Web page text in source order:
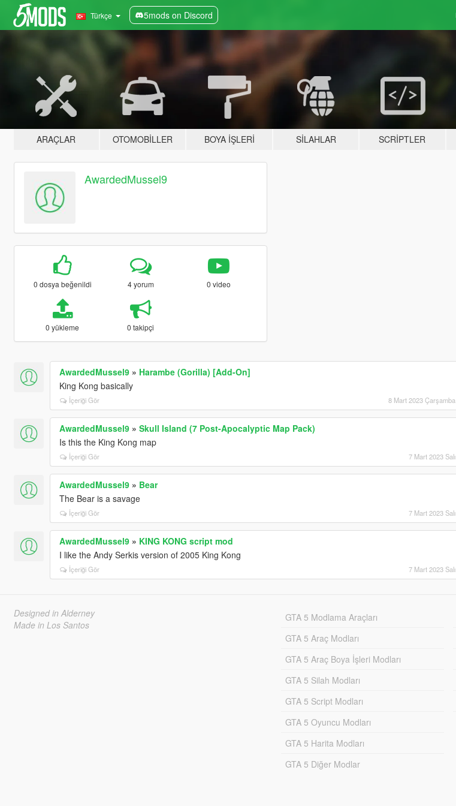
Türkçe 5mods on Discord
ARAÇLAR OTOMOBILLER BOYA İŞLERI SILAHLAR SCRIPTLER
AwardedMussel9
0 dosya beğenildi 4 yorum 0 video
0 yükleme 0 takipçi
AwardedMussel9» Harambe (Gorilla) [Add-On]
King Kong basically
İçeriği Gör 8 Mart 2023 Çarşamba
AwardedMussel9» Skull Island (7 Post-Apocalyptic Map Pack)
Is this the King Kong map
İçeriği Gör 7 Mart 2023 Salı
AwardedMussel9» Bear
The Bear is a savage
İçeriği Gör 7 Mart 2023 Salı
AwardedMussel9» KING KONG script mod
I like the Andy Serkis version of 2005 King Kong
İçeriği Gör 7 Mart 2023 Salı
Designed in Alderney
Made in Los Santos
GTA 5 Modlama Araçları
GTA 5 Araç Modları
GTA 5 Araç Boya İşleri Modları
GTA 5 Silah Modları
GTA 5 Script Modları
GTA 5 Oyuncu Modları
GTA 5 Harita Modları
GTA 5 Diğer Modlar